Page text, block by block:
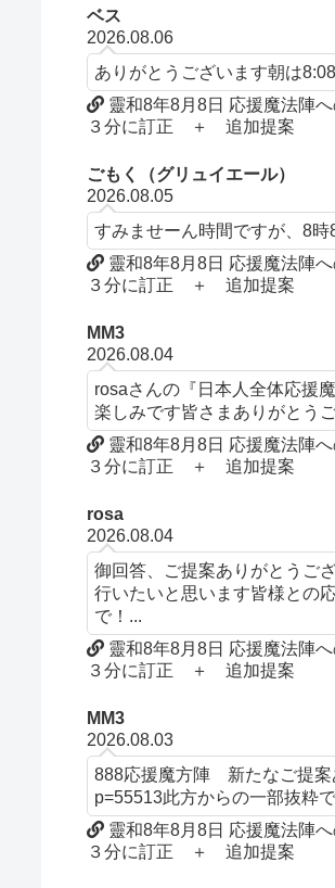
ベス
2026.08.06
ありがとうございます朝は
靈和8年8月8日 応援魔法陣
３分に訂正 ＋ 追加提案
ごもく（グリュイエール）
2026.08.05
すみませーん時間ですが、8
靈和8年8月8日 応援魔法陣
３分に訂正 ＋ 追加提案
MM3
2026.08.04
rosaさんの『日本人全体応援
楽しみです皆さまありがと
靈和8年8月8日 応援魔法陣
３分に訂正 ＋ 追加提案
rosa
2026.08.04
御回答、ご提案ありがとうご
行いたいと思います皆様との
で！...
靈和8年8月8日 応援魔法陣
３分に訂正 ＋ 追加提案
MM3
2026.08.03
888応援魔方陣 新たなご提案
p=55513此方からの一部抜
靈和8年8月8日 応援魔法陣
３分に訂正 ＋ 追加提案